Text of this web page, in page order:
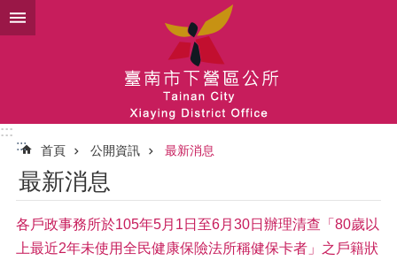
跳到主要內容區塊
:::
:::
首頁 公開資訊 最新消息
最新消息
各戶政事務所於105年5月1日至6月30日辦理清查「80歲以
上最近2年未使用全民健康保險法所稱健保卡者」之戶籍狀